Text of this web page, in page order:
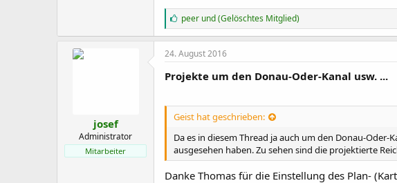
G
e
f
ä
l
t
i
r
peerund(Gelöschtes Mitglied)
josef
Administrator
Mitarbeiter
24. August 2016
Projekte um den Donau-Oder-Kanal usw. ...
Geist hat geschrieben:
Da es in diesem Thread ja auch um den Donau-
ausgesehen haben. Zu sehen sind die projektierte
Danke Thomas für die Einstellung des Plan-